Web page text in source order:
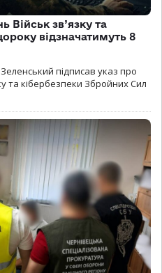
Військ зв’язку та
відзначатимуть 8
підписав указ про
та кібербезпеки Збройних Сил